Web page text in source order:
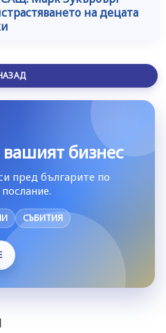
на децата
бизнес
пред българите по
СЪБИТИЯ